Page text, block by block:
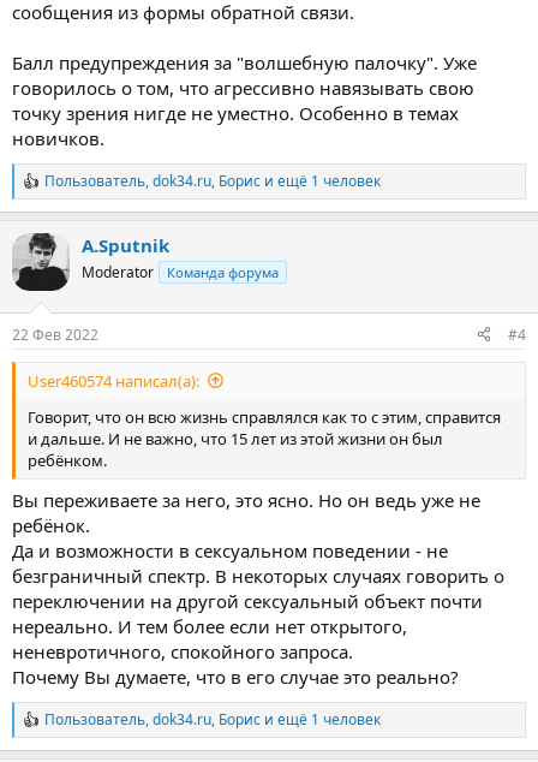
сообщения из формы обратной связи.
Балл предупреждения за "волшебную палочку". Уже
говорилось о том, что агрессивно навязывать свою
точку зрения нигде не уместно. Особенно в темах
новичков.
Р
е
ц
и
Пользователь,dok34.ru, Борис и ещё 1 человек
A.Sputnik
Moderator Команда форума
22 Фев 2022 #4
User460574 написал(а):
Говорит, что он всю жизнь справлялся как то с этим, справится
и дальше. И не важно, что 15 лет из этой жизни он был
ребёнком.
Вы переживаете за него, это ясно. Но он ведь уже не
ребёнок.
Да и возможности в сексуальном поведении - не
безграничный спектр. В некоторых случаях говорить о
переключении на другой сексуальный объект почти
нереально. И тем более если нет открытого,
неневротичного, спокойного запроса.
Почему Вы думаете, что в его случае это реально?
Р
е
Пользователь,dok34.ru, Борис и ещё 1 человек